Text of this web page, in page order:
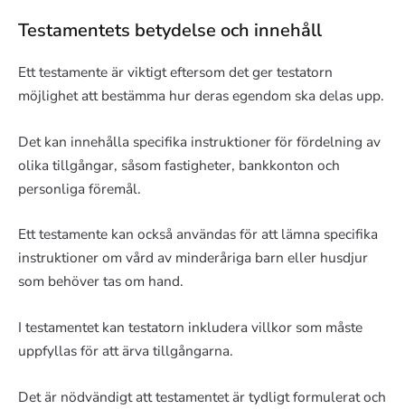
Testamentets betydelse och innehåll
Ett testamente är viktigt eftersom det ger testatorn
möjlighet att bestämma hur deras egendom ska delas upp.
Det kan innehålla specifika instruktioner för fördelning av
olika tillgångar, såsom fastigheter, bankkonton och
personliga föremål.
Ett testamente kan också användas för att lämna specifika
instruktioner om vård av minderåriga barn eller husdjur
som behöver tas om hand.
I testamentet kan testatorn inkludera villkor som måste
uppfyllas för att ärva tillgångarna.
Det är nödvändigt att testamentet är tydligt formulerat och